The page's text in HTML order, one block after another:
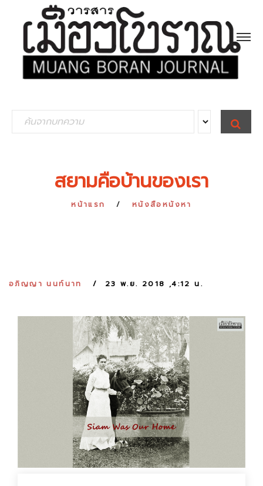
e
S
E
A
สยามคือบ้านของเรา
หน้าแรก หนังสือหนังหา
อภิญญา นนท์นาท 23 พ.ย. 2018 ,4:12 น.